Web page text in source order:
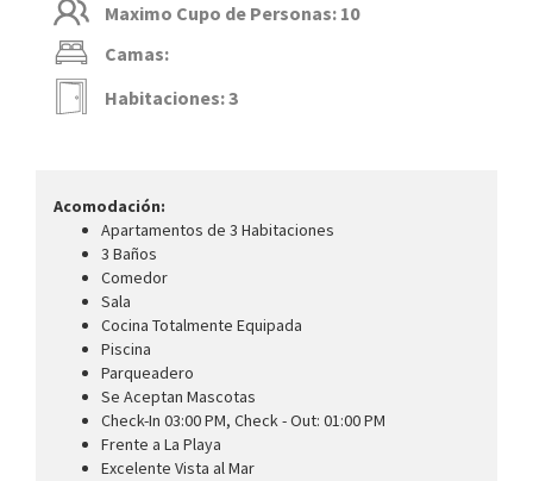
Maximo Cupo de Personas: 10
Camas:
Habitaciones: 3
Acomodación:
Apartamentos de 3 Habitaciones
3 Baños
Comedor
Sala
Cocina Totalmente Equipada
Piscina
Parqueadero
Se Aceptan Mascotas
Check-In 03:00 PM, Check - Out: 01:00 PM
Frente a La Playa
Excelente Vista al Mar